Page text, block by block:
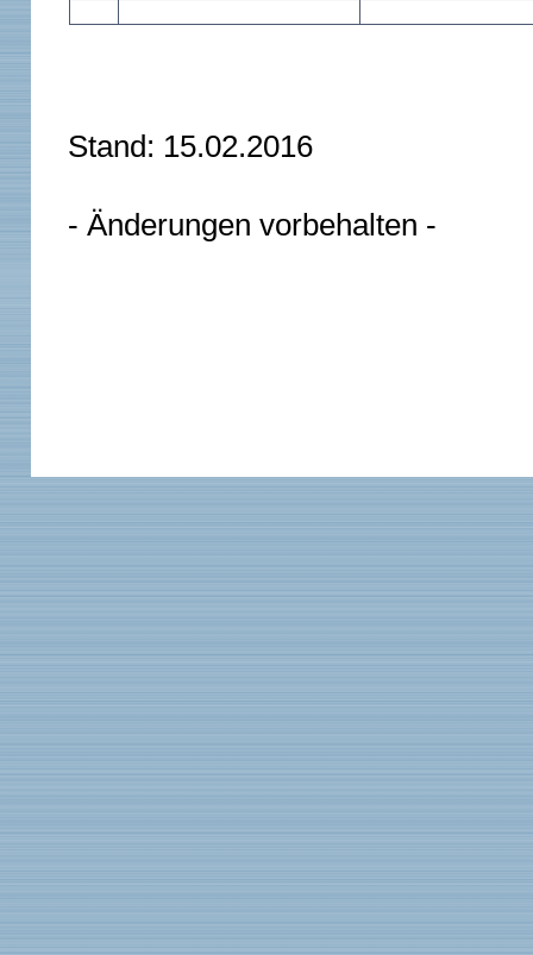
Stand: 15.02.2016
- Änderungen vorbehalten -